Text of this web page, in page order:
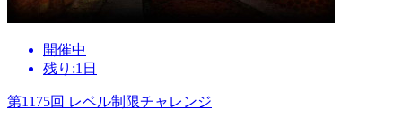
開催中
残り:1日
第1175回 レベル制限チャレンジ